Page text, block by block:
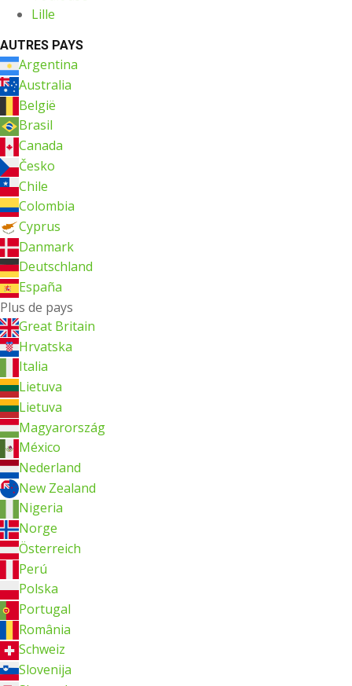
Lille
AUTRES PAYS
Argentina
Australia
België
Brasil
Canada
Česko
Chile
Colombia
Cyprus
Danmark
Deutschland
España
Plus de pays
Great Britain
Hrvatska
Italia
Lietuva
Lietuva
Magyarország
México
Nederland
New Zealand
Nigeria
Norge
Österreich
Perú
Polska
Portugal
România
Schweiz
Slovenija